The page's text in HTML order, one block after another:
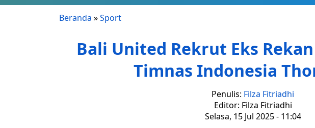
Beranda »Sport
Bali United Rekrut Eks
Timnas Indonesia
Penulis: Filza Fitriadhi
Editor: Filza Fitriadhi
Selasa, 15 Jul 2025 - 11:04